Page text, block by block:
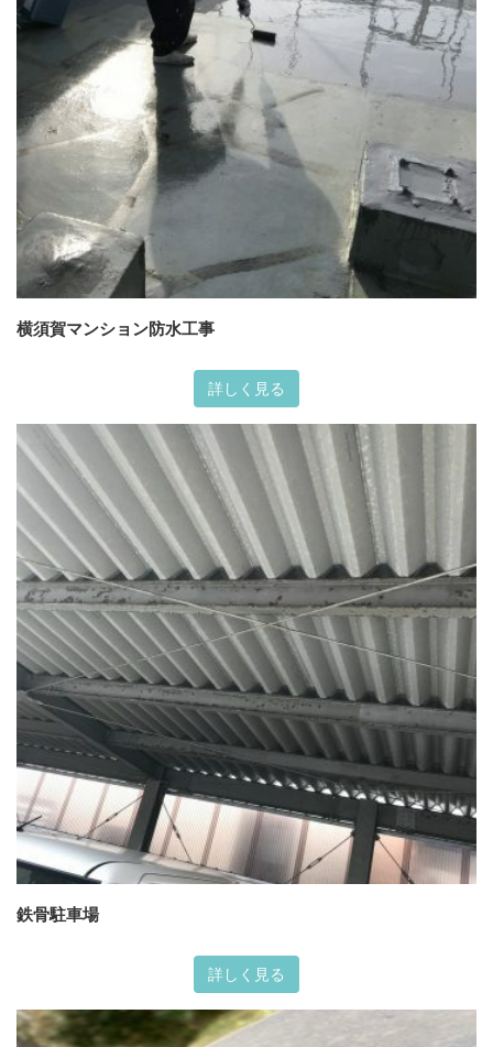
横須賀マンション防水工事
詳しく見る
鉄骨駐車場
詳しく見る